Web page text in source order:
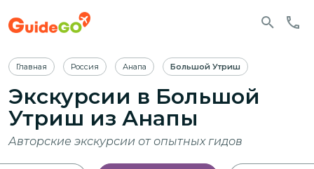
Главная Россия Анапа Большой Утриш
Экскурсии в Большой
Утриш из Анапы
Авторские экскурсии от опытных гидов